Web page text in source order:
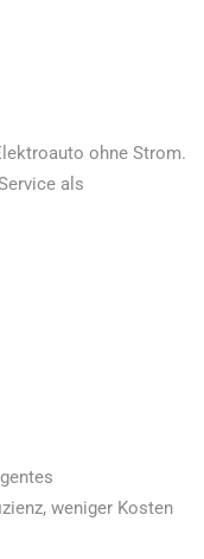
ohne Strom.
als
weniger Kosten